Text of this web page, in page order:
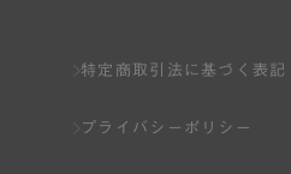
社が別途指定する方法に従って提
特定商取引法に基づく表記
プライバシーポリシー